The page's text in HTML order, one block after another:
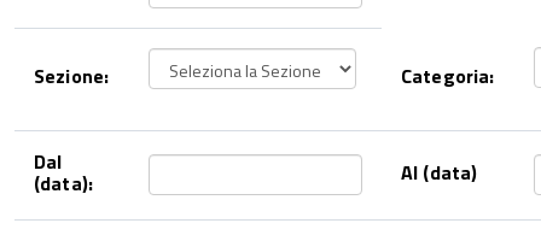
Sezione: Categoria:
Dal
(data): Al (data)